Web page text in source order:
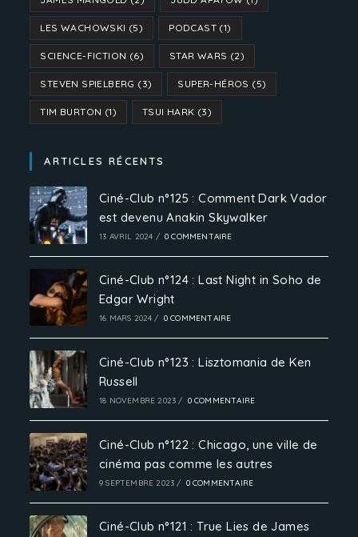
LES WACHOWSKI (5) PODCAST (1)
SCIENCE-FICTION (6) STAR WARS (2)
STEVEN SPIELBERG (3) SUPER-HÉROS (5)
TIM BURTON (1) TSUI HARK (3)
ARTICLES RÉCENTS
Ciné-Club n°125 : Comment Dark Vador
est devenu Anakin Skywalker
13 AVRIL 2024 / 0 COMMENTAIRE
Ciné-Club n°124 : Last Night in Soho de
Edgar Wright
16 MARS 2024 / 0 COMMENTAIRE
Ciné-Club n°123 : Lisztomania de Ken
Russell
18 NOVEMBRE 2023 / 0 COMMENTAIRE
Ciné-Club n°122 : Chicago, une ville de
cinéma pas comme les autres
9 SEPTEMBRE 2023 / 0 COMMENTAIRE
Ciné-Club n°121 : True Lies de James